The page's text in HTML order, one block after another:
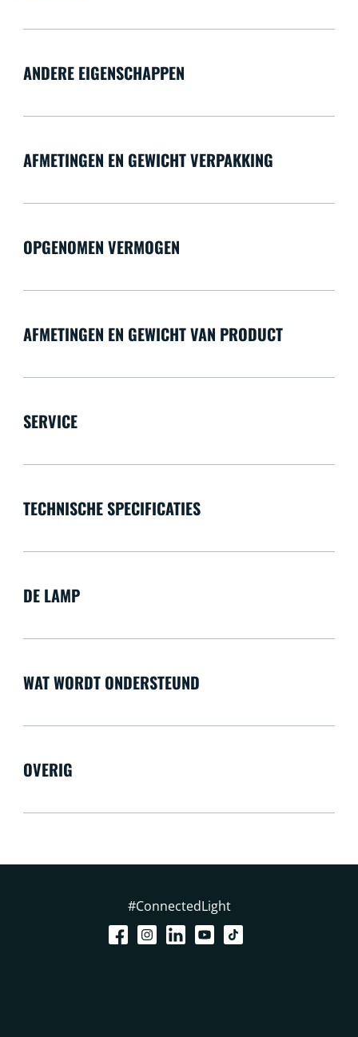
ANDERE EIGENSCHAPPEN
AFMETINGEN EN GEWICHT VERPAKKING
OPGENOMEN VERMOGEN
AFMETINGEN EN GEWICHT VAN PRODUCT
SERVICE
TECHNISCHE SPECIFICATIES
DE LAMP
WAT WORDT ONDERSTEUND
OVERIG
#ConnectedLight